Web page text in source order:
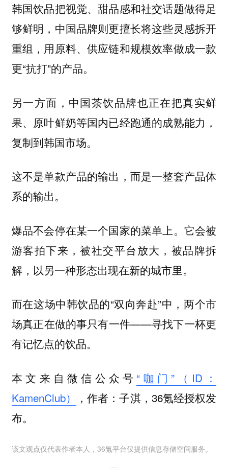
韩国饮品把视觉、甜品感和社交话题做得足
够鲜明，中国品牌则更擅长将这些灵感拆开
重组，用原料、供应链和规模效率做成一款
更“抗打”的产品。
另一方面，中国茶饮品牌也正在把真实鲜
果、原叶鲜奶等国内已经跑通的成熟能力，
复制到韩国市场。
这不是单款产品的输出，而是一整套产品体
系的输出。
爆品不会停在某一个国家的菜单上。它会被
游客拍下来，被社交平台放大，被品牌拆
解，以另一种形态出现在新的城市里。
而在这场中韩饮品的“双向奔赴”中，两个市
场真正在做的事只有一件——寻找下一杯更
有记忆点的饮品。
本文来自微信公众号 “咖门”（ID：
KamenClub）
，作者：子淇，36氪经授权发
布。
该文观点仅代表作者本人，36氪平台仅提供信息存储空间服务。